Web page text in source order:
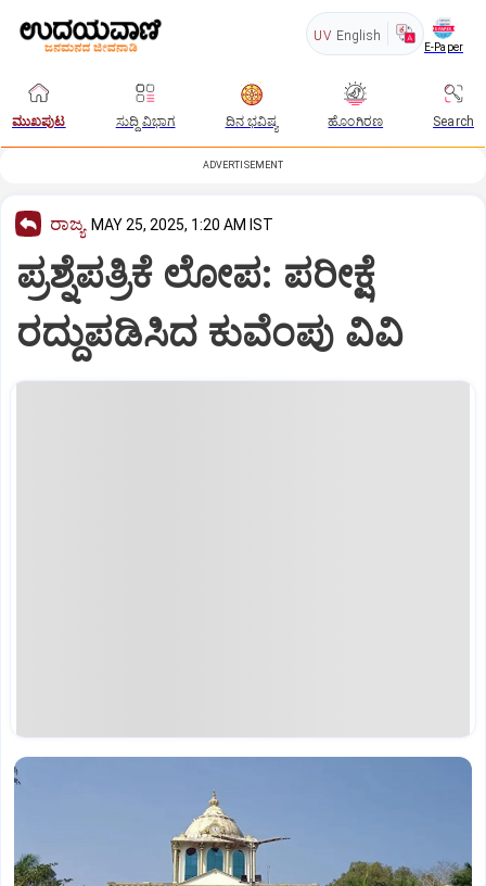
UV English
E-Paper
ಮುಖಪುಟ ಸುದ್ದಿ ವಿಭಾಗ ದಿನ ಭವಿಷ್ಯ ಹೊಂಗಿರಣ Search
ADVERTISEMENT
ರಾಜ್ಯ MAY 25, 2025, 1:20 AM IST
ಪ್ರಶ್ನೆಪತ್ರಿಕೆ ಲೋಪ: ಪರೀಕ್ಷೆ
ರದ್ದುಪಡಿಸಿದ ಕುವೆಂಪು ವಿವಿ